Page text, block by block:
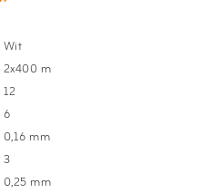
Wit
2x400 m
12
6
0,16 mm
3
0,25 mm